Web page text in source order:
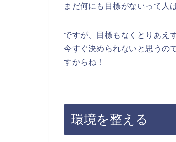
まだ何にも目標がないって人
ですが、目標もなくとりあえ
今すぐ決められないと思うの
すからね！
環境を整える